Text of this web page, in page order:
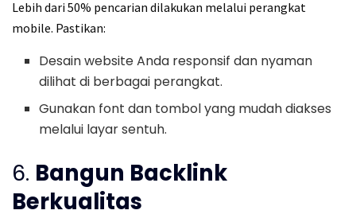
Lebih dari 50% pencarian dilakukan melalui perangkat
mobile. Pastikan:
Desain website Anda responsif dan nyaman
dilihat di berbagai perangkat.
Gunakan font dan tombol yang mudah diakses
melalui layar sentuh.
6. Bangun Backlink
Berkualitas